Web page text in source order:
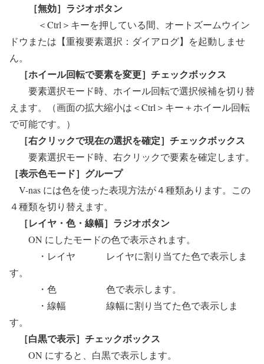
［無効］ラジオボタン
＜Ctrl＞キーを押している間、オートズームウイン
ドウまたは【重複要素選択：ダイアログ】を起動しませ
ん。
［ホイール回転で要素を変更］チェックボックス
要素選択モード時、ホイール回転で選択候補を切り替
えます。（画面の拡大縮小は＜Ctrl＞キー＋ホイール回転
で可能です。）
［右クリックで現在の選択を確定］チェックボックス
要素選択モード時、右クリックで要素を確定します。
［表示色モード］グループ
V-nas には色を使った表現方法が４種類あります。この
４種類を切り替えます。
［レイヤ・色・線幅］ラジオボタン
ON にしたモードの色で表示されます。
・レイヤ レイヤに割り当てた色で表示しま
す。
・色 色で表示します。
・線幅 線幅に割り当てた色で表示しま
す。
［白黒で表示］チェックボックス
ON にすると、白黒で表示します。